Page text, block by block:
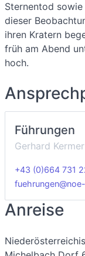
Sternentod
dieser
ihren Kratern
früh am Abend
hoch.
Führungen
Gerhard Kermer
+43 (0)664 731
Anreise